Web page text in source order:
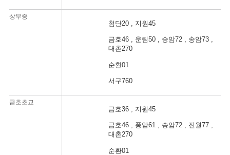
상무중
첨단20 , 지원45
금호46 , 운림50 , 송암72 , 송암73 ,
대촌270
순환01
서구760
금호초교
금호36 , 지원45
금호46 , 풍암61 , 송암72 , 진월77 ,
대촌270
순환01